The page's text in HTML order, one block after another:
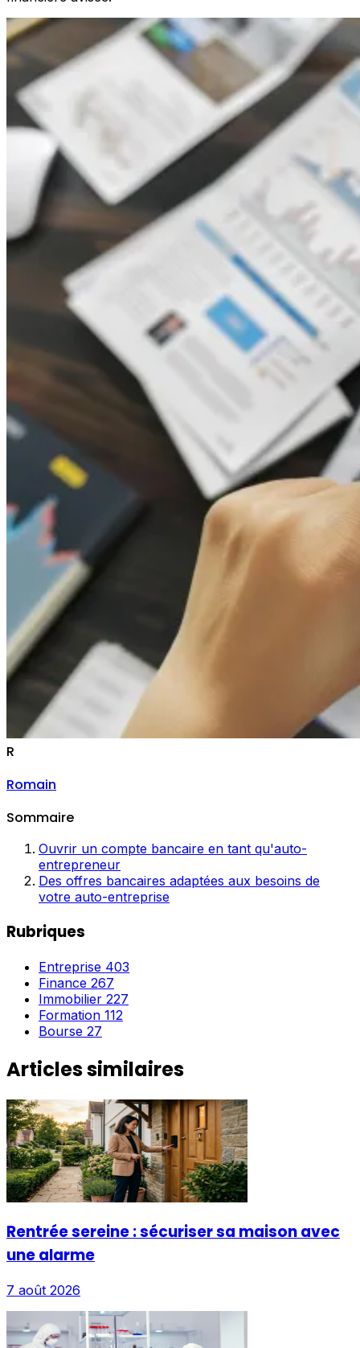
R
Romain
Sommaire
Ouvrir un compte bancaire en tant qu'auto-
entrepreneur
Des offres bancaires adaptées aux besoins de
votre auto-entreprise
Rubriques
Entreprise 403
Finance 267
Immobilier 227
Formation 112
Bourse 27
Articles similaires
Rentrée sereine : sécuriser sa maison avec
une alarme
7 août 2026